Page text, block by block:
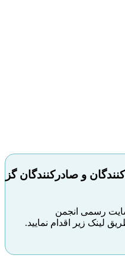
و صادرکنندگان گز
رسمی انجمن
لینک زیر اقدام نمایید.